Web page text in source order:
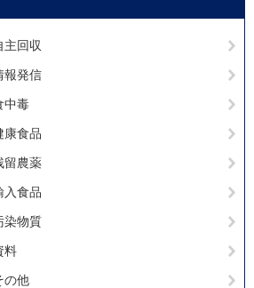
主回収
報発信
中毒
康食品
留農薬
入食品
染物質
料
の他